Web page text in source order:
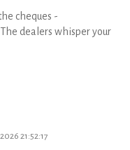
cheques -
dealers whisper your
21:52:17